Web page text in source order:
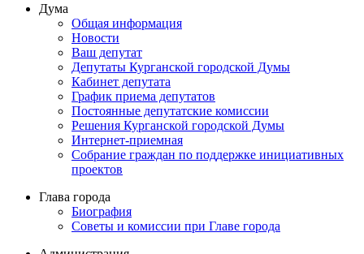
Дума
Общая информация
Новости
Ваш депутат
Депутаты Курганской городской Думы
Кабинет депутата
График приема депутатов
Постоянные депутатские комиссии
Решения Курганской городской Думы
Интернет-приемная
Собрание граждан по поддержке инициативных
проектов
Глава города
Биография
Советы и комиссии при Главе города